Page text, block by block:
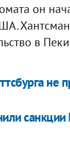
он
в
не
санкции